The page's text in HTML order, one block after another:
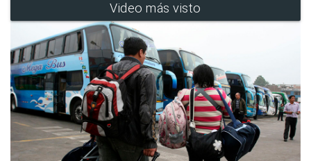
Video más visto